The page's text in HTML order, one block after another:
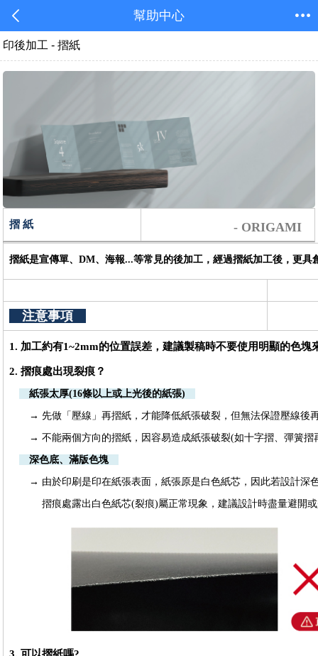
幫助中心
印後加工 - 摺紙
摺 紙 - ORIGAMI
摺紙是宣傳單、DM、海報...等常見的後加工，經過摺紙加工後，更具
注意事項
1. 加工約有1~2mm的位置誤差，建議製稿時不要使用明顯的色塊
2. 摺痕處出現裂痕？
紙張太厚(16條以上或上光後的紙張)
→ 先做「壓線」再摺紙，才能降低紙張破裂，但無法保證壓線後
→ 不能兩個方向的摺紙，因容易造成紙張破裂(如十字摺、彈簧摺
深色底、滿版色塊
→ 由於印刷是印在紙張表面，紙張原是白色紙芯，因此若設計深
摺痕處露出白色紙芯(裂痕)屬正常現象，建議設計時盡量避開